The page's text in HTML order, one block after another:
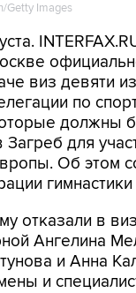
Getty Images
виз девяти
по
должны
Загреб для
Об этом
гимнастики
отказали в
Ангелина
и Анна
и